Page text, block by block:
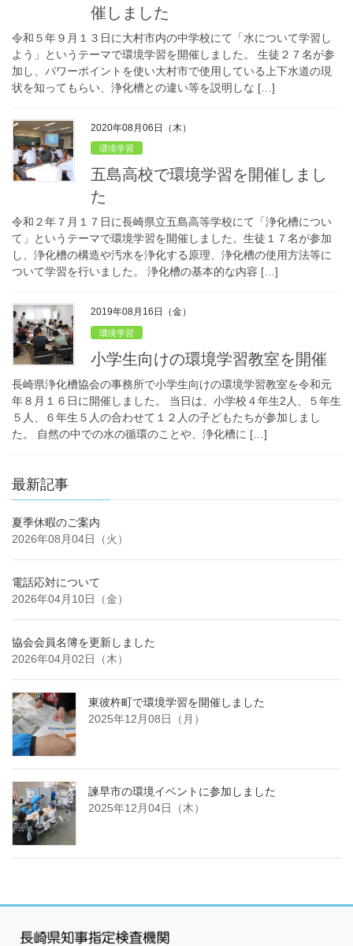
催しました
令和５年９月１３日に大村市内の中学校にて「水について学習し
よう」というテーマで環境学習を開催しました。 生徒２７名が参
加し、パワーポイントを使い大村市で使用している上下水道の現
状を知ってもらい、浄化槽との違い等を説明しな […]
2020年08月06日（木）
環境学習
五島高校で環境学習を開催しまし
た
令和２年７月１７日に長崎県立五島高等学校にて「浄化槽につい
て」というテーマで環境学習を開催しました。生徒１７名が参加
し、浄化槽の構造や汚水を浄化する原理、浄化槽の使用方法等に
ついて学習を行いました。 浄化槽の基本的な内容 […]
2019年08月16日（金）
環境学習
小学生向けの環境学習教室を開催
長崎県浄化槽協会の事務所で小学生向けの環境学習教室を令和元
年８月１６日に開催しました。 当日は、小学校４年生2人、５年生
５人、６年生５人の合わせて１２人の子どもたちが参加しまし
た。 自然の中での水の循環のことや、浄化槽に […]
最新記事
夏季休暇のご案内
2026年08月04日（火）
電話応対について
2026年04月10日（金）
協会会員名簿を更新しました
2026年04月02日（木）
東彼杵町で環境学習を開催しました
2025年12月08日（月）
諫早市の環境イベントに参加しました
2025年12月04日（木）